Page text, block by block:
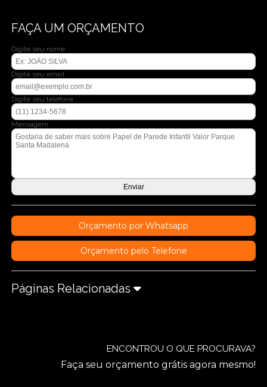
FAÇA UM ORÇAMENTO
Digite seu nome
Digite seu email
Digite seu telefone
Mensagem
Orçamento por Whatsapp
Orçamento pelo Telefone
Páginas Relacionadas
ENCONTROU O QUE PROCURAVA?
Faça seu orçamento grátis agora mesmo!